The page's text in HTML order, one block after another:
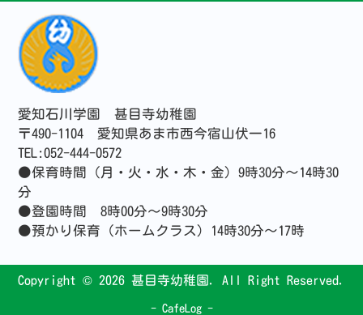
愛知石川学園 甚目寺幼稚園
〒490-1104 愛知県あま市西今宿山伏一16
TEL:052-444-0572
●保育時間（月・火・水・木・金）9時30分～14時30
分
●登園時間 8時00分～9時30分
●預かり保育（ホームクラス）14時30分～17時
Copyright © 2026 甚目寺幼稚園. All Right Reserved.
- CafeLog-